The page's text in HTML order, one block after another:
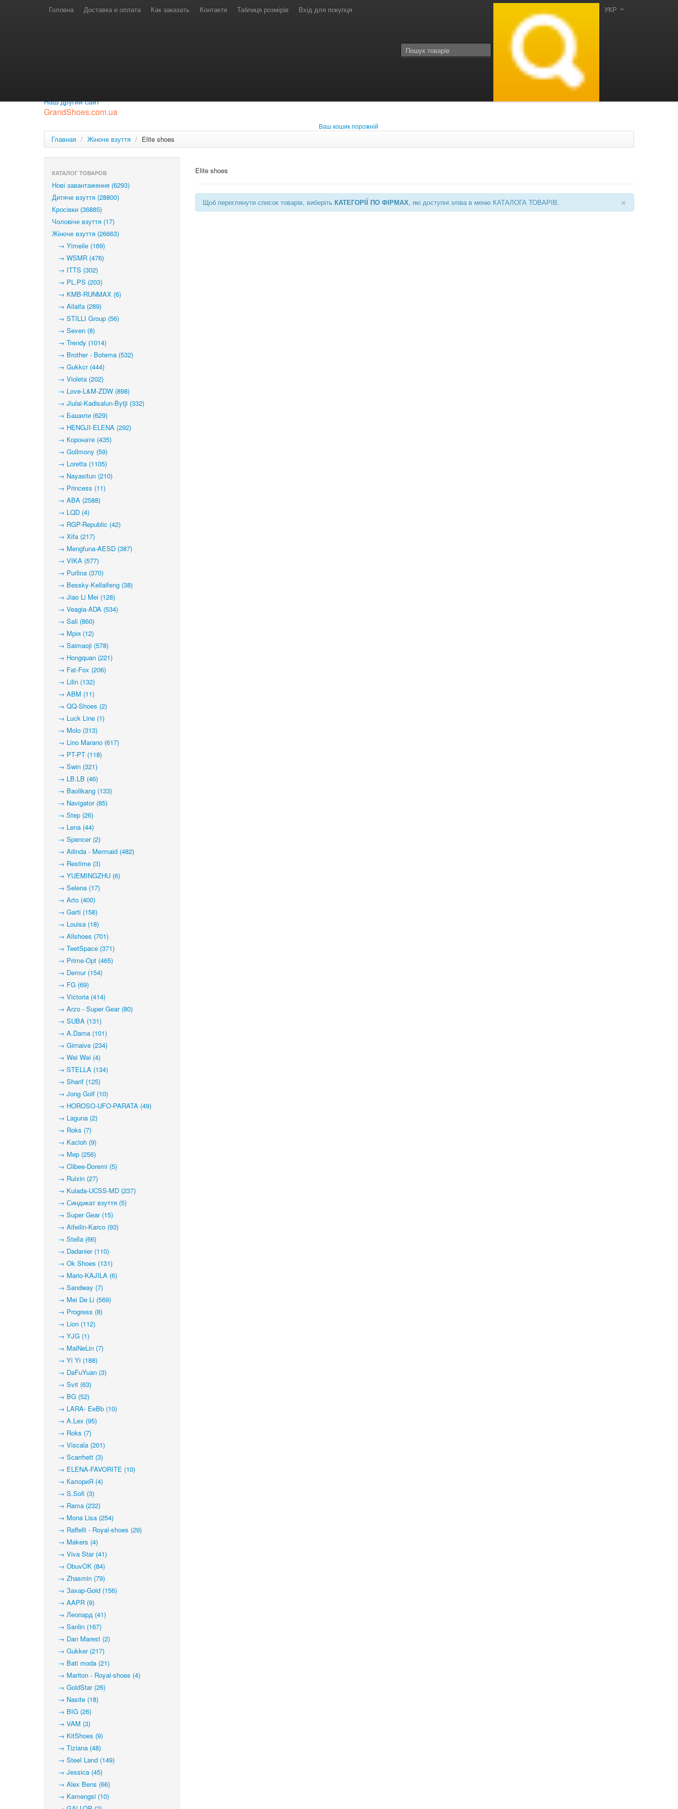
Головна Доставка и оплата Как заказать Контакти Таблиця розмірів Вхід для покупця УКР
Лайф: (063) 527-76-88 МТС: (050) 967-41-33
Наш другий сайт
GrandShoes.com.ua
Ваш кошик порожній
Главная / Жіноче взуття / Elite shoes
КАТАЛОГ ТОВАРОВ
Нові завантаження (6293)
Дитяче взуття (28800)
Кросівки (36885)
Чоловіче взуття (17)
Жіноче взуття (26663)
→ Yimeile (169)
→ WSMR (476)
→ ITTS (302)
→ PL.PS (203)
→ KMB-RUNMAX (6)
→ Ailaifa (289)
→ STILLI Group (56)
→ Seven (8)
→ Trendy (1014)
→ Brother - Botema (532)
→ Gukkcr (444)
→ Violeta (202)
→ Love-L&M-ZDW (898)
→ Jiulai-Kadisalun-Bytji (332)
→ Башили (629)
→ HENGJI-ELENA (292)
→ Коронате (435)
→ Gollmony (59)
→ Loretta (1105)
→ Nayasitun (210)
→ Princess (11)
→ ABA (2588)
→ LQD (4)
→ RGP-Republic (42)
→ Xifa (217)
→ Mengfuna-AESD (387)
→ VIKA (577)
→ Purlina (370)
→ Bessky-Kellaifeng (38)
→ Jiao Li Mei (128)
→ Veagia-ADA (534)
→ Sali (860)
→ Мрія (12)
→ Saimaoji (578)
→ Hongquan (221)
→ Fat-Fox (206)
→ Lilin (132)
→ ABM (11)
→ QQ-Shoes (2)
→ Luck Line (1)
→ Molo (313)
→ Lino Marano (617)
→ PT-PT (118)
→ Swin (321)
→ LB.LB (46)
→ Baolikang (133)
→ Navigator (85)
→ Step (26)
→ Lena (44)
→ Spencer (2)
→ Ailinda - Mermaid (482)
→ Restime (3)
→ YUEMINGZHU (6)
→ Selena (17)
→ Arto (400)
→ Garti (158)
→ Louisa (18)
→ Allshoes (701)
→ TeetSpace (371)
→ Prime-Opt (465)
→ Demur (154)
→ FG (69)
→ Victoria (414)
→ Arzo - Super Gear (80)
→ SUBA (131)
→ A.Dama (101)
→ Girnaive (234)
→ Wei Wei (4)
→ STELLA (134)
→ Sharif (125)
→ Jong Golf (10)
→ HOROSO-UFO-PARATA (49)
→ Laguna (2)
→ Roks (7)
→ Kacloh (9)
→ Мир (256)
→ Clibee-Doremi (5)
→ Ruixin (27)
→ Kulada-UCSS-MD (237)
→ Синдикат взуття (5)
→ Super Gear (15)
→ Aifeilin-Karco (93)
→ Stella (66)
→ Dadanier (110)
→ Ok Shoes (131)
→ Mario-KAJILA (6)
→ Sandway (7)
→ Mei De Li (569)
→ Progress (8)
→ Lion (112)
→ YJG (1)
→ MaiNeLin (7)
→ Yi Yi (188)
→ DaFuYuan (3)
→ Svit (63)
→ BG (52)
→ LARA- EeBb (10)
→ A.Lex (95)
→ Roks (7)
→ Viscala (201)
→ Scarrhett (3)
→ ELENA-FAVORITE (10)
→ КалориЯ (4)
→ S.Sofi (3)
→ Rama (232)
→ Mona Lisa (254)
→ Raffelli - Royal-shoes (29)
→ Makers (4)
→ Viva Star (41)
→ ObuvOK (84)
→ Zhasmin (79)
→ Захар-Gold (156)
→ AAPR (9)
→ Леопард (41)
→ Sanlin (167)
→ Dan Marest (2)
→ Gukker (217)
→ Bati moda (21)
→ Mariton - Royal-shoes (4)
→ GoldStar (26)
→ Nasite (18)
→ BIG (26)
→ VAM (3)
→ KitShoes (9)
→ Tiziana (48)
→ Steel Land (149)
→ Jessica (45)
→ Alex Bens (66)
→ Kamengsi (10)
Elite shoes
×
Щоб переглянути список товарів, виберіть КАТЕГОРІЇ ПО ФІРМАХ, які доступні зліва в меню КАТАЛОГА ТОВАРІВ.